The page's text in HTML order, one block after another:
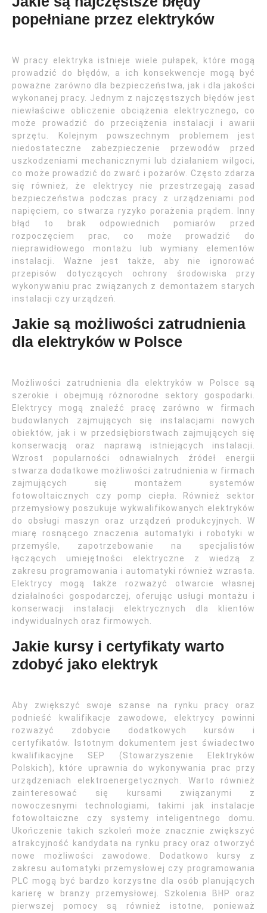
popełniane przez elektryków
W pracy elektryka istnieje wiele pułapek, które mogą
prowadzić do błędów, a ich konsekwencje mogą być
poważne zarówno dla bezpieczeństwa, jak i dla jakości
wykonanej pracy. Jednym z najczęstszych błędów jest
niewłaściwe obliczenie obciążenia elektrycznego, co
może prowadzić do przeciążenia instalacji i awarii
sprzętu. Kolejnym powszechnym problemem jest
niedostateczne zabezpieczenie przewodów przed
uszkodzeniami mechanicznymi lub działaniem wilgoci,
co może prowadzić do zwarć i pożarów. Często zdarza
się również, że elektrycy nie przestrzegają zasad
bezpieczeństwa podczas pracy z urządzeniami pod
napięciem, co stwarza ryzyko porażenia prądem. Inny
błąd to brak odpowiednich pomiarów przed
rozpoczęciem prac, co może prowadzić do
nieprawidłowego montażu lub wymiany elementów
instalacji. Ważne jest także, aby nie ignorować
przepisów dotyczących ochrony środowiska przy
wykonywaniu prac związanych z demontażem starych
instalacji czy urządzeń.
Jakie są możliwości zatrudnienia
dla elektryków w Polsce
Możliwości zatrudnienia dla elektryków w Polsce są
szerokie i obejmują różnorodne sektory gospodarki.
Elektrycy mogą znaleźć pracę zarówno w firmach
budowlanych zajmujących się instalacjami nowych
obiektów, jak i w przedsiębiorstwach zajmujących się
konserwacją oraz naprawą istniejących instalacji.
Wzrost popularności odnawialnych źródeł energii
stwarza dodatkowe możliwości zatrudnienia w firmach
zajmujących się montażem systemów
fotowoltaicznych czy pomp ciepła. Również sektor
przemysłowy poszukuje wykwalifikowanych elektryków
do obsługi maszyn oraz urządzeń produkcyjnych. W
miarę rosnącego znaczenia automatyki i robotyki w
przemyśle, zapotrzebowanie na specjalistów
łączących umiejętności elektryczne z wiedzą z
zakresu programowania i automatyki również wzrasta.
Elektrycy mogą także rozważyć otwarcie własnej
działalności gospodarczej, oferując usługi montażu i
konserwacji instalacji elektrycznych dla klientów
indywidualnych oraz firmowych.
Jakie kursy i certyfikaty warto
zdobyć jako elektryk
Aby zwiększyć swoje szanse na rynku pracy oraz
podnieść kwalifikacje zawodowe, elektrycy powinni
rozważyć zdobycie dodatkowych kursów i
certyfikatów. Istotnym dokumentem jest świadectwo
kwalifikacyjne SEP (Stowarzyszenie Elektryków
Polskich), które uprawnia do wykonywania prac przy
urządzeniach elektroenergetycznych. Warto również
zainteresować się kursami związanymi z
nowoczesnymi technologiami, takimi jak instalacje
fotowoltaiczne czy systemy inteligentnego domu.
Ukończenie takich szkoleń może znacznie zwiększyć
atrakcyjność kandydata na rynku pracy oraz otworzyć
nowe możliwości zawodowe. Dodatkowo kursy z
zakresu automatyki przemysłowej czy programowania
PLC mogą być bardzo korzystne dla osób planujących
karierę w branży przemysłowej. Szkolenia BHP oraz
pierwszej pomocy są również istotne, ponieważ